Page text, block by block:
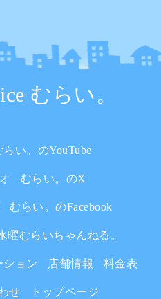
むらい。
らい。のYouTube
むらい。のX
むらい。のFacebook
曜むらいちゃんねる。
ション 店舗情報 料金表
せ トップページ